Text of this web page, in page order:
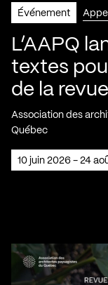
Événement
L’AAPQ
textes
de la
Association des
Québec
10 juin 2026 - 24